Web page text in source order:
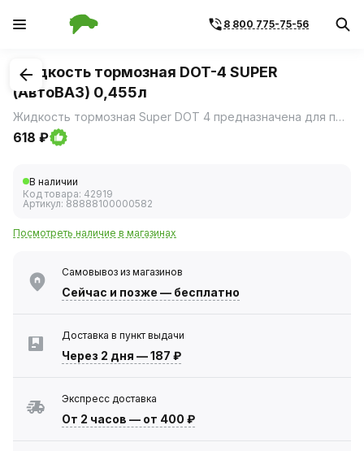
8 800 775-75-56
1/2
Жидкость тормозная DOT-4 SUPER
(АвтоВАЗ) 0,455л
Жидкость тормозная Super DOT 4 предназначена для применения в гидроприводах тормозных систем и сцеплений автомобилей.
618 ₽
В наличии
Код товара: 42919
Артикул: 88888100000582
Посмотреть наличие в магазинах
Самовывоз из магазинов
Сейчас и позже — бесплатно
Доставка в пункт выдачи
Через 2 дня —187 ₽
Экспресс доставка
От 2 часов — от 400 ₽